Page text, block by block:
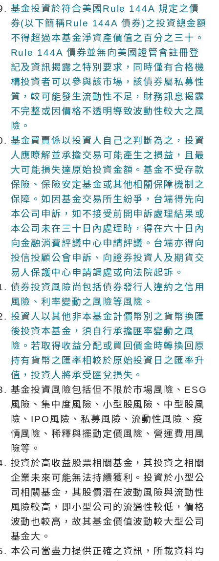
基金投資於符合美國Rule 144A 規定之債
券(以下簡稱Rule 144A 債券)之投資總金額
不得超過本基金淨資產價值之百分之三十。
Rule 144A 債券並無向美國證管會註冊登
記及資訊揭露之特別要求，同時僅有合格機
構投資者可以參與該市場，該債券屬私募性
質，較可能發生流動性不足，財務訊息揭露
不完整或因價格不透明導致波動性較大之風
險。
基金買賣係以投資人自己之判斷為之，投資
人應瞭解並承擔交易可能產生之損益，且最
大可能損失達原始投資金額。基金不受存款
保險、保險安定基金或其他相關保障機制之
保障。如因基金交易所生紛爭，台端得先向
本公司申訴，如不接受前開申訴處理結果或
本公司未在三十日內處理時，得在六十日內
向金融消費評議中心申請評議。台端亦得向
投信投顧公會申訴、向證券投資人及期貨交
易人保護中心申請調處或向法院起訴。
債券投資風險尚包括債券發行人違約之信用
風險、利率變動之風險等風險。
投資人以其他非本基金計價幣別之貨幣換匯
後投資本基金，須自行承擔匯率變動之風
險。若取得收益分配或買回價金時轉換回原
持有貨幣之匯率相較於原始投資日之匯率升
值，投資人將承受匯兌損失。
基金投資風險包括但不限於市場風險、ESG
風險、集中度風險、小型股風險、中型股風
險、IPO風險、私募風險、流動性風險、疫
情風險、稀釋與擺動定價風險、營運費用風
險等。
投資於高收益股票相關基金，其投資之相關
企業未來可能無法持續獲利。投資於小型公
司相關基金，其股價潛在波動風險與流動性
風險較高，即小型公司的流通性較低，價格
波動也較高，故其基金價值波動較大型公司
基金大。
本公司當盡力提供正確之資訊，所載資料均